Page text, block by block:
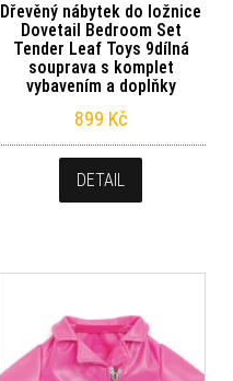
Dřevěný nábytek do ložnice
Dovetail Bedroom Set
Tender Leaf Toys 9dílná
souprava s komplet
vybavením a doplňky
899 Kč
DETAIL